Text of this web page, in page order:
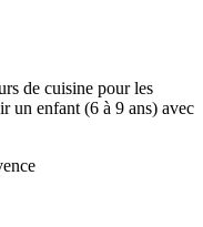
de cuisine pour les
un enfant (6 à 9 ans) avec